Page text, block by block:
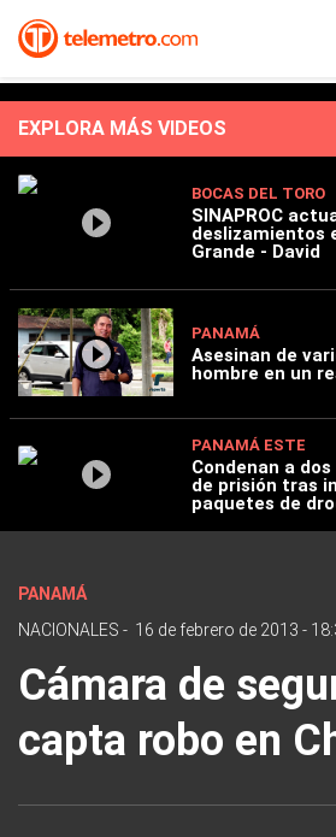
EXPLORA MÁS VIDEOS
BOCAS DEL TORO
SINAPROC
deslizamientos
Grande - David
PANAMÁ
Asesinan de
hombre en un
PANAMÁ ESTE
Condenan a
de prisión tras
paquetes de
PANAMÁ
NACIONALES - 16 de febrero de 2013 -
Cámara de
capta robo en